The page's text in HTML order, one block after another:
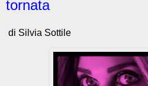
tornata
di Silvia Sottile